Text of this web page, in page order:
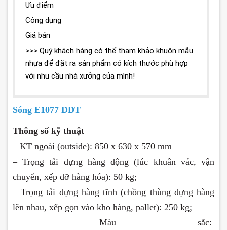
Ưu điểm
Công dụng
Giá bán
>>> Quý khách hàng có thể tham khảo khuôn mẫu
nhựa để đặt ra sản phẩm có kích thước phù hợp
với nhu cầu nhà xưởng của mình!
Sóng E1077 DDT
Thông số kỹ thuật
– KT ngoài (outside): 850 x 630 x 570 mm
– Trọng tải đựng hàng động (lúc khuân vác, vận
chuyển, xếp dỡ hàng hóa): 50 kg;
– Trọng tải đựng hàng tĩnh (chồng thùng đựng hàng
lên nhau, xếp gọn vào kho hàng, pallet): 250 kg;
– Màu sắc: